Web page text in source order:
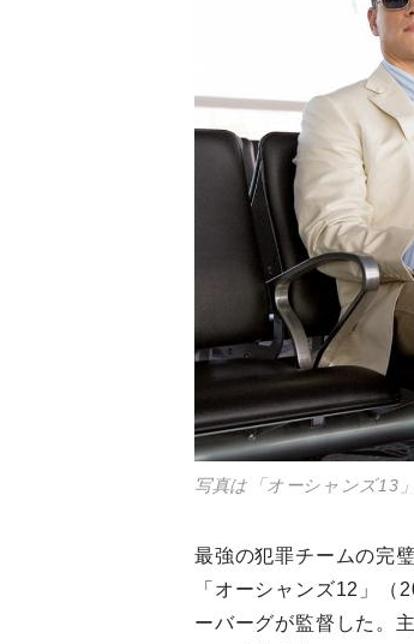
写真は「オーシャンズ13」
最強の犯罪チームの完
「オーシャンズ12」
ーバーグが監督した。